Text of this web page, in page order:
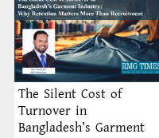
The Silent Cost of
Turnover in
Bangladesh’s Garment